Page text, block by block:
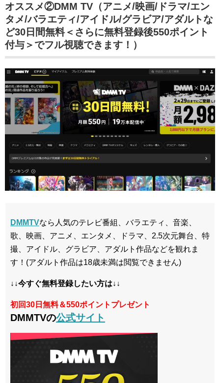
オススメ②DMM TV（アニメ/映画/ドラマ/エン
タメ/バラエティ/アイドル/グラビア/アダルトな
ど30日間無料＜さらに無料登録後550ポイント
付与＞でフル視聴できます！）
DMMTVなら人気のテレビ番組、バラエティ、音楽、
歌、映画、アニメ、エンタメ、ドラマ、2.5次元舞台、特
撮、アイドル、グラビア、アダルト作品などを観れま
す！(アダルト作品は18歳未満は閲覧できません)
↓↓今すぐ無料登録したい方は↓↓
初回30日無料＆550ポイントプレゼント
DMMTVの公式サイト